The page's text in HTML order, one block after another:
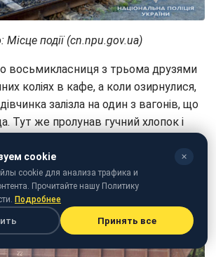
Місце події (cn.npu.gov.ua)
восьмикласниця з трьома друзями
коліях в кафе, а коли озирнулися,
залізла на один з вагонів, що
Тут же пролунав гучний хлопок і
землю", - розповіли правоохоронці.
cookie ✕
cookie для анализа трафика и
Прочитайте нашу Политику
Подробнее
Принять все